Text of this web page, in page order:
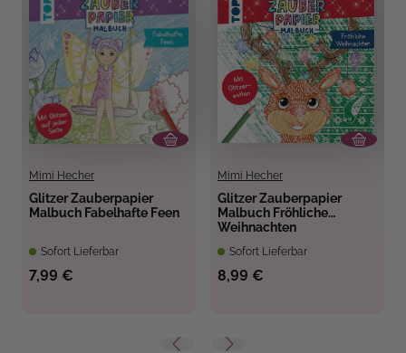
Mimi Hecher
Glitzer Zauberpapier
Malbuch Fabelhafte Feen
Sofort Lieferbar
7,99 €
Mimi Hecher
Glitzer Zauberpapier
Malbuch Fröhliche
Weihnachten
Sofort Lieferbar
8,99 €